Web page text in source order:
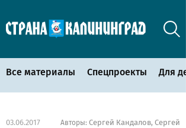
Все материалы Спецпроекты Для
03.06.2017
Авторы: Сергей Кандалов, Сергей